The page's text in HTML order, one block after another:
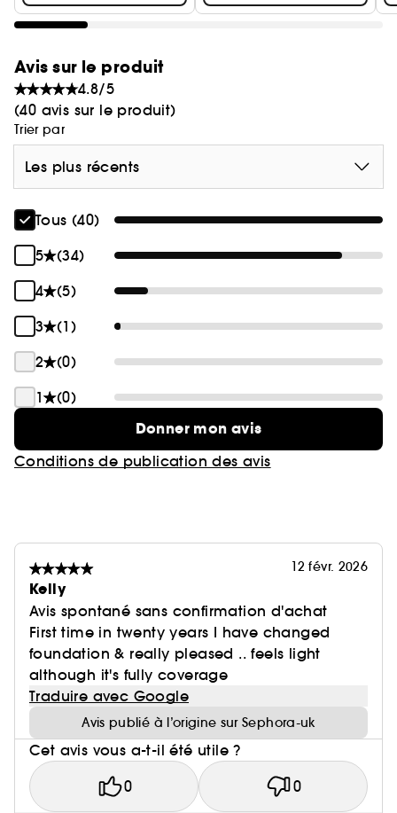
quelques pinceaux essentiels pour obtenir un fini
parfait. Ma gamme ne compte que huit pinceaux
mes formules. Se maquiller devient un jeu
d’enfant !" - Charlotte Tilbury
Avis sur le produit
4.8/5
(40 avis sur le produit)
Trier par
Les plus récents
Tous (40)
5
(34)
4
(5)
3
(1)
2
(0)
1
(0)
Donner mon avis
Conditions de publication des avis
12 févr. 2026
Kelly
Avis spontané sans confirmation d'achat
First time in twenty years I have changed
foundation & really pleased .. feels light
although it's fully coverage
Traduire avec Google
Avis publié à l’origine sur Sephora-uk
Cet avis vous a-t-il été utile ?
0 0